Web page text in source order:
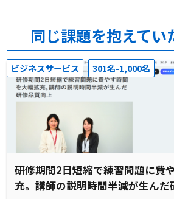
同じ課題を抱えてい
ビジネスサービス 301名-1,000名
研修期間2日短縮で練習問題に費
充。講師の説明時間半減が生んだ